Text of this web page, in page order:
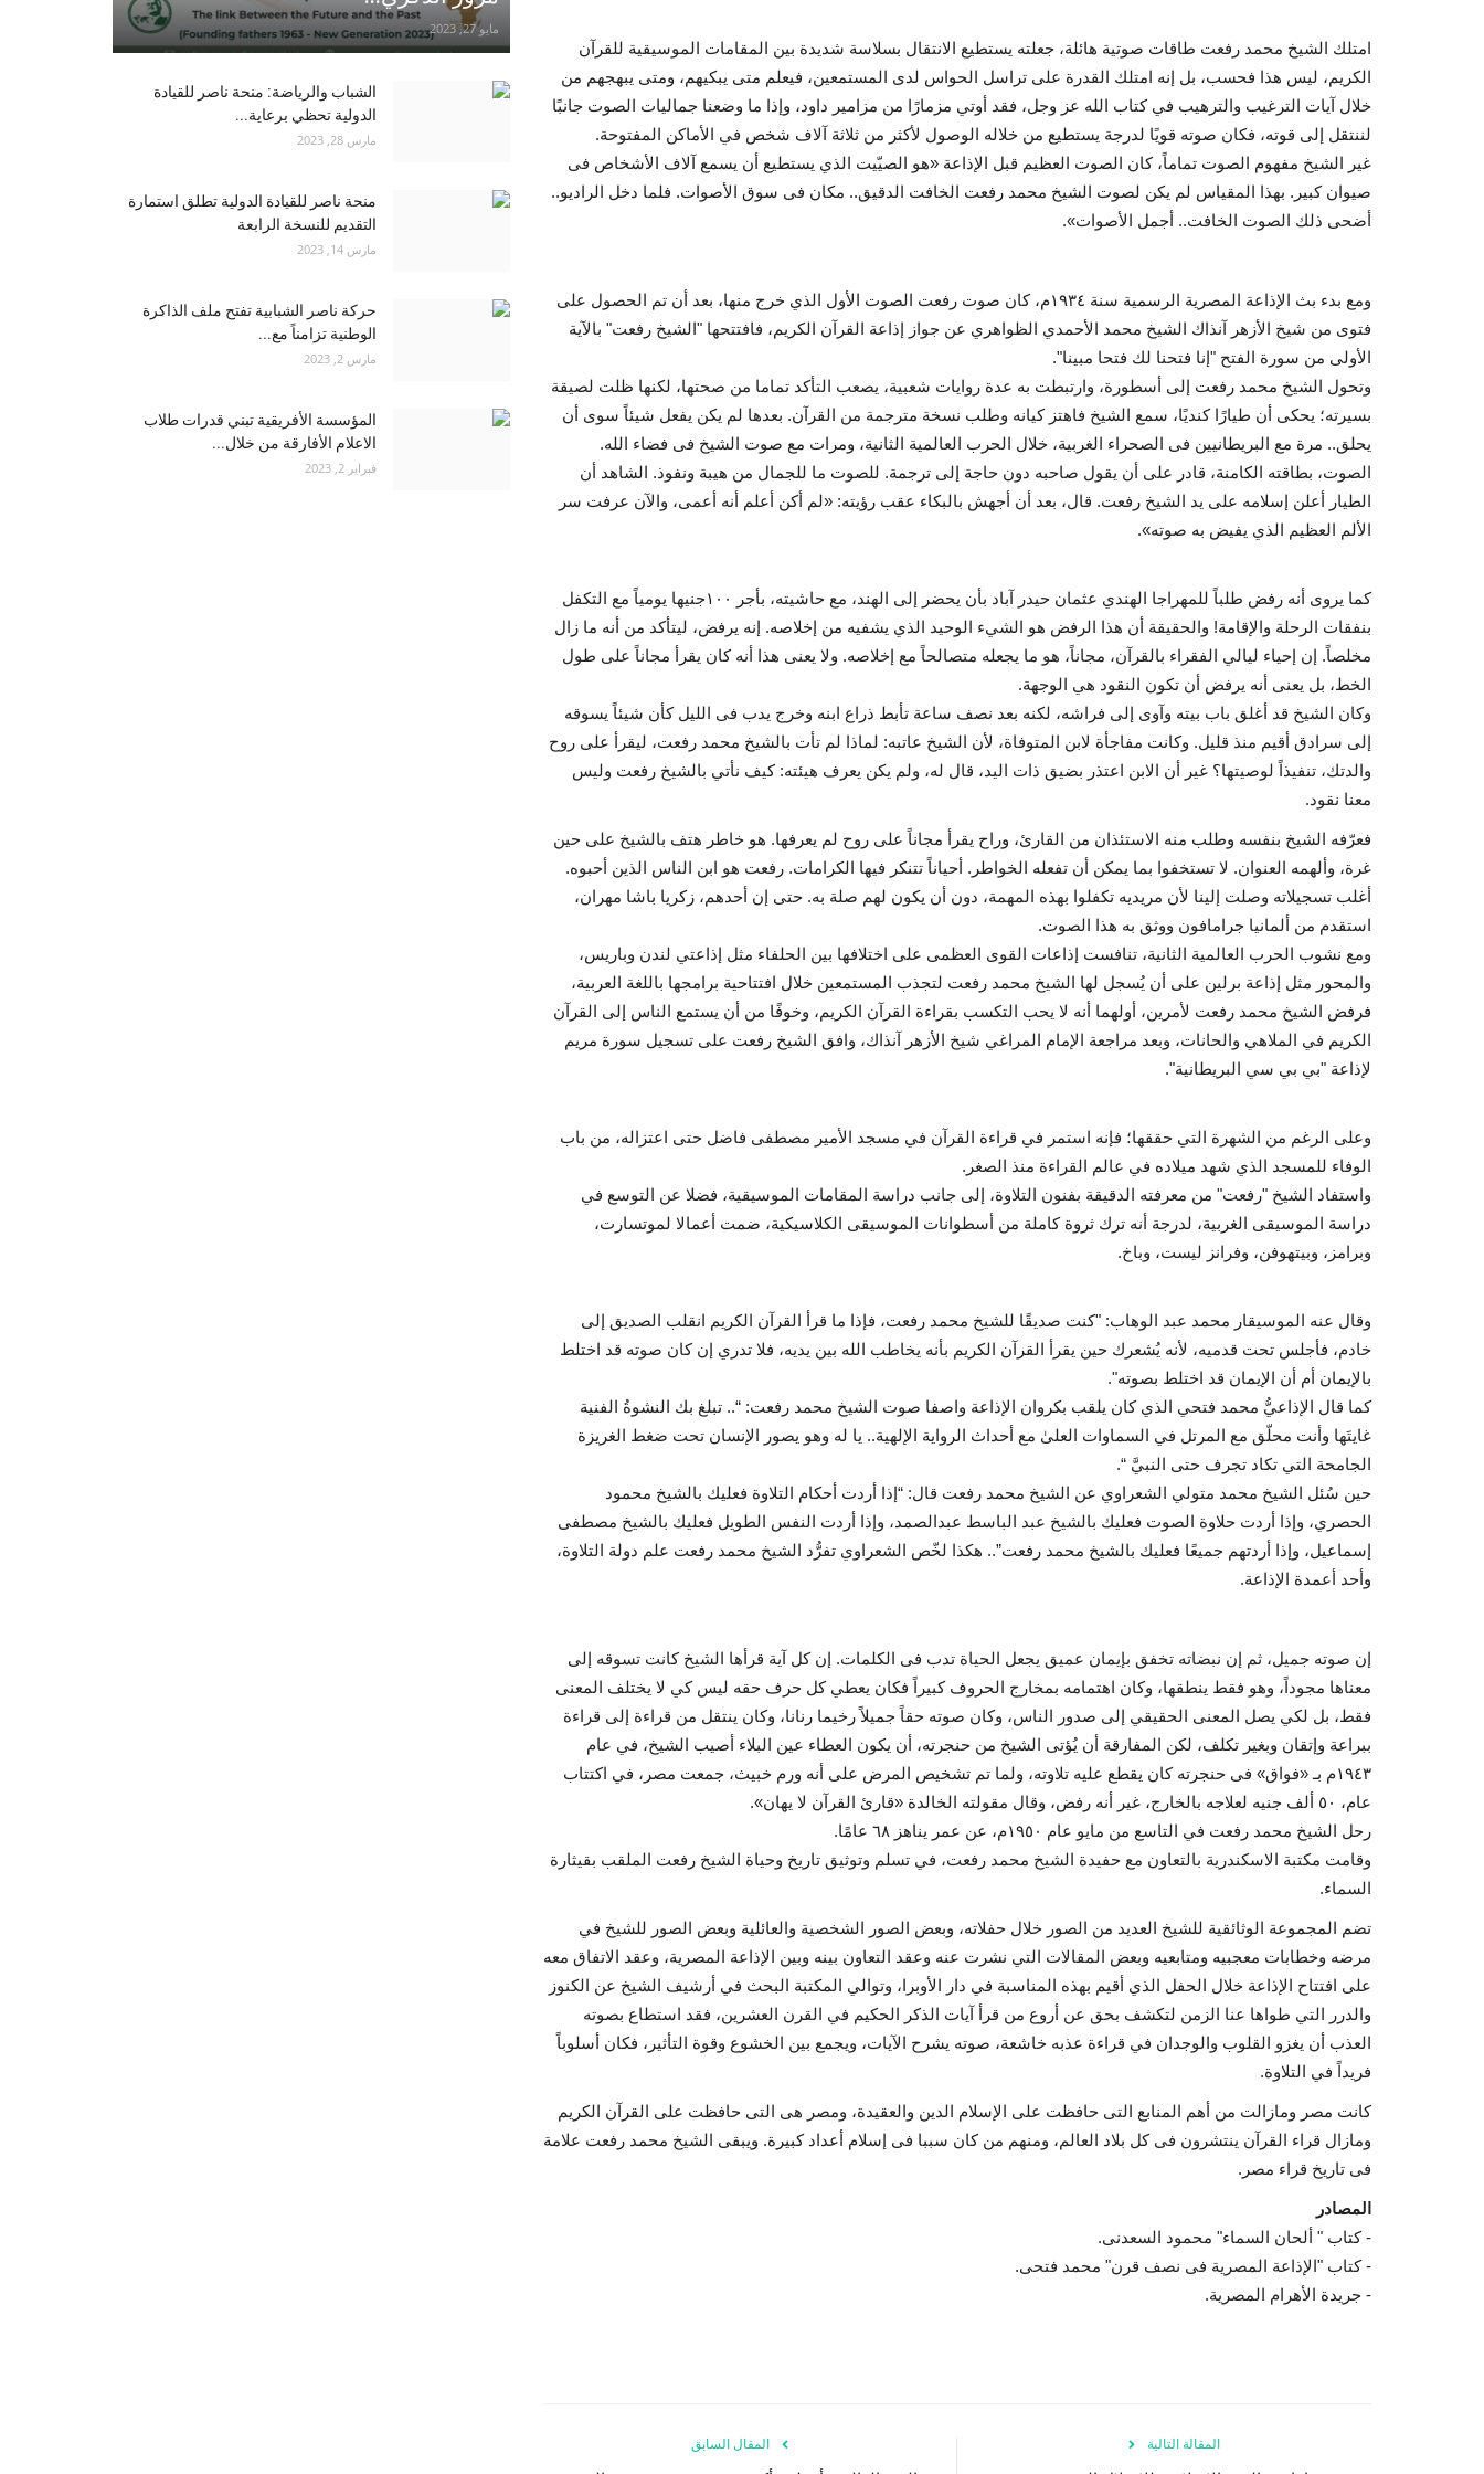
امتلك الشيخ محمد رفعت طاقات صوتية هائلة، جعلته يستطيع الانتقال بسلاسة شديدة بين المقامات الموسيقية للقرآن
الكريم، ليس هذا فحسب، بل إنه امتلك القدرة على تراسل الحواس لدى المستمعين، فيعلم متى يبكيهم، ومتى يبهجهم من
خلال آيات الترغيب والترهيب في كتاب الله عز وجل، فقد أوتي مزمارًا من مزامير داود، وإذا ما وضعنا جماليات الصوت جانبًا
لننتقل إلى قوته، فكان صوته قويًا لدرجة يستطيع من خلاله الوصول لأكثر من ثلاثة آلاف شخص في الأماكن المفتوحة.
غير الشيخ مفهوم الصوت تماماً، كان الصوت العظيم قبل الإذاعة «هو الصيّيت الذي يستطيع أن يسمع آلاف الأشخاص فى
صيوان كبير. بهذا المقياس لم يكن لصوت الشيخ محمد رفعت الخافت الدقيق.. مكان فى سوق الأصوات. فلما دخل الراديو..
أضحى ذلك الصوت الخافت.. أجمل الأصوات».
ومع بدء بث الإذاعة المصرية الرسمية سنة ١٩٣٤م، كان صوت رفعت الصوت الأول الذي خرج منها، بعد أن تم الحصول على
فتوى من شيخ الأزهر آنذاك الشيخ محمد الأحمدي الظواهري عن جواز إذاعة القرآن الكريم، فافتتحها "الشيخ رفعت" بالآية
الأولى من سورة الفتح "إنا فتحنا لك فتحا مبينا".
وتحول الشيخ محمد رفعت إلى أسطورة، وارتبطت به عدة روايات شعبية، يصعب التأكد تماما من صحتها، لكنها ظلت لصيقة
بسيرته؛ يحكى أن طيارًا كنديًا، سمع الشيخ فاهتز كيانه وطلب نسخة مترجمة من القرآن. بعدها لم يكن يفعل شيئاً سوى أن
يحلق.. مرة مع البريطانيين فى الصحراء الغربية، خلال الحرب العالمية الثانية، ومرات مع صوت الشيخ فى فضاء الله.
الصوت، بطاقته الكامنة، قادر على أن يقول صاحبه دون حاجة إلى ترجمة. للصوت ما للجمال من هيبة ونفوذ. الشاهد أن
الطيار أعلن إسلامه على يد الشيخ رفعت. قال، بعد أن أجهش بالبكاء عقب رؤيته: «لم أكن أعلم أنه أعمى، والآن عرفت سر
الألم العظيم الذي يفيض به صوته».
كما يروى أنه رفض طلباً للمهراجا الهندي عثمان حيدر آباد بأن يحضر إلى الهند، مع حاشيته، بأجر ١٠٠جنيها يومياً مع التكفل
بنفقات الرحلة والإقامة! والحقيقة أن هذا الرفض هو الشيء الوحيد الذي يشفيه من إخلاصه. إنه يرفض، ليتأكد من أنه ما زال
مخلصاً. إن إحياء ليالي الفقراء بالقرآن، مجاناً، هو ما يجعله متصالحاً مع إخلاصه. ولا يعنى هذا أنه كان يقرأ مجاناً على طول
الخط، بل يعنى أنه يرفض أن تكون النقود هي الوجهة.
وكان الشيخ قد أغلق باب بيته وآوى إلى فراشه، لكنه بعد نصف ساعة تأبط ذراع ابنه وخرج يدب فى الليل كأن شيئاً يسوقه
إلى سرادق أقيم منذ قليل. وكانت مفاجأة لابن المتوفاة، لأن الشيخ عاتبه: لماذا لم تأت بالشيخ محمد رفعت، ليقرأ على روح
والدتك، تنفيذاً لوصيتها؟ غير أن الابن اعتذر بضيق ذات اليد، قال له، ولم يكن يعرف هيئته: كيف نأتي بالشيخ رفعت وليس
معنا نقود.
فعرّفه الشيخ بنفسه وطلب منه الاستئذان من القارئ، وراح يقرأ مجاناً على روح لم يعرفها. هو خاطر هتف بالشيخ على حين
غرة، وألهمه العنوان. لا تستخفوا بما يمكن أن تفعله الخواطر. أحياناً تتنكر فيها الكرامات. رفعت هو ابن الناس الذين أحبوه.
أغلب تسجيلاته وصلت إلينا لأن مريديه تكفلوا بهذه المهمة، دون أن يكون لهم صلة به. حتى إن أحدهم، زكريا باشا مهران،
استقدم من ألمانيا جرامافون ووثق به هذا الصوت.
ومع نشوب الحرب العالمية الثانية، تنافست إذاعات القوى العظمى على اختلافها بين الحلفاء مثل إذاعتي لندن وباريس،
والمحور مثل إذاعة برلين على أن يُسجل لها الشيخ محمد رفعت لتجذب المستمعين خلال افتتاحية برامجها باللغة العربية،
فرفض الشيخ محمد رفعت لأمرين، أولهما أنه لا يحب التكسب بقراءة القرآن الكريم، وخوفًا من أن يستمع الناس إلى القرآن
الكريم في الملاهي والحانات، وبعد مراجعة الإمام المراغي شيخ الأزهر آنذاك، وافق الشيخ رفعت على تسجيل سورة مريم
لإذاعة "بي بي سي البريطانية".
وعلى الرغم من الشهرة التي حققها؛ فإنه استمر في قراءة القرآن في مسجد الأمير مصطفى فاضل حتى اعتزاله، من باب
الوفاء للمسجد الذي شهد ميلاده في عالم القراءة منذ الصغر.
واستفاد الشيخ "رفعت" من معرفته الدقيقة بفنون التلاوة، إلى جانب دراسة المقامات الموسيقية، فضلا عن التوسع في
دراسة الموسيقى الغربية، لدرجة أنه ترك ثروة كاملة من أسطوانات الموسيقى الكلاسيكية، ضمت أعمالا لموتسارت،
وبرامز، وبيتهوفن، وفرانز ليست، وباخ.
وقال عنه الموسيقار محمد عبد الوهاب: "كنت صديقًا للشيخ محمد رفعت، فإذا ما قرأ القرآن الكريم انقلب الصديق إلى
خادم، فأجلس تحت قدميه، لأنه يُشعرك حين يقرأ القرآن الكريم بأنه يخاطب الله بين يديه، فلا تدري إن كان صوته قد اختلط
بالإيمان أم أن الإيمان قد اختلط بصوته".
كما قال الإذاعيُّ محمد فتحي الذي كان يلقب بكروان الإذاعة واصفا صوت الشيخ محمد رفعت: “.. تبلغ بك النشوةُ الفنية
غايتَها وأنت محلّق مع المرتل في السماوات العلىٰ مع أحداث الرواية الإلهية.. يا له وهو يصور الإنسان تحت ضغط الغريزة
الجامحة التي تكاد تجرف حتى النبيَّ “.
حين سُئل الشيخ محمد متولي الشعراوي عن الشيخ محمد رفعت قال: “إذا أردت أحكام التلاوة فعليك بالشيخ محمود
الحصري، وإذا أردت حلاوة الصوت فعليك بالشيخ عبد الباسط عبدالصمد، وإذا أردت النفس الطويل فعليك بالشيخ مصطفى
إسماعيل، وإذا أردتهم جميعًا فعليك بالشيخ محمد رفعت”.. هكذا لخّص الشعراوي تفرُّد الشيخ محمد رفعت علم دولة التلاوة،
وأحد أعمدة الإذاعة.
إن صوته جميل، ثم إن نبضاته تخفق بإيمان عميق يجعل الحياة تدب فى الكلمات. إن كل آية قرأها الشيخ كانت تسوقه إلى
معناها مجوداً، وهو فقط ينطقها، وكان اهتمامه بمخارج الحروف كبيراً فكان يعطي كل حرف حقه ليس كي لا يختلف المعنى
فقط، بل لكي يصل المعنى الحقيقي إلى صدور الناس، وكان صوته حقاً جميلاً رخيما رنانا، وكان ينتقل من قراءة إلى قراءة
ببراعة وإتقان وبغير تكلف، لكن المفارقة أن يُؤتى الشيخ من حنجرته، أن يكون العطاء عين البلاء أصيب الشيخ، في عام
١٩٤٣م بـ «فواق» فى حنجرته كان يقطع عليه تلاوته، ولما تم تشخيص المرض على أنه ورم خبيث، جمعت مصر، في اكتتاب
عام، ٥٠ ألف جنيه لعلاجه بالخارج، غير أنه رفض، وقال مقولته الخالدة «قارئ القرآن لا يهان».
رحل الشيخ محمد رفعت في التاسع من مايو عام ١٩٥٠م، عن عمر يناهز ٦٨ عامًا.
وقامت مكتبة الاسكندرية بالتعاون مع حفيدة الشيخ محمد رفعت، في تسلم وتوثيق تاريخ وحياة الشيخ رفعت الملقب بقيثارة
السماء.
تضم المجموعة الوثائقية للشيخ العديد من الصور خلال حفلاته، وبعض الصور الشخصية والعائلية وبعض الصور للشيخ في
مرضه وخطابات معجبيه ومتابعيه وبعض المقالات التي نشرت عنه وعقد التعاون بينه وبين الإذاعة المصرية، وعقد الاتفاق معه
على افتتاح الإذاعة خلال الحفل الذي أقيم بهذه المناسبة في دار الأوبرا، وتوالي المكتبة البحث في أرشيف الشيخ عن الكنوز
والدرر التي طواها عنا الزمن لتكشف بحق عن أروع من قرأ آيات الذكر الحكيم في القرن العشرين، فقد استطاع بصوته
العذب أن يغزو القلوب والوجدان في قراءة عذبه خاشعة، صوته يشرح الآيات، ويجمع بين الخشوع وقوة التأثير، فكان أسلوباً
فريداً في التلاوة.
كانت مصر ومازالت من أهم المنابع التى حافظت على الإسلام الدين والعقيدة، ومصر هى التى حافظت على القرآن الكريم
ومازال قراء القرآن ينتشرون فى كل بلاد العالم، ومنهم من كان سببا فى إسلام أعداد كبيرة. ويبقى الشيخ محمد رفعت علامة
فى تاريخ قراء مصر.
المصادر
- كتاب " ألحان السماء" محمود السعدنى.
- كتاب "الإذاعة المصرية فى نصف قرن" محمد فتحى.
- جريدة الأهرام المصرية.
المقال السابق المقالة التالية
مايو 27, 2023
الشباب والرياضة: منحة ناصر للقيادة
الدولية تحظي برعاية...
مارس 28, 2023
منحة ناصر للقيادة الدولية تطلق استمارة
التقديم للنسخة الرابعة
مارس 14, 2023
حركة ناصر الشبابية تفتح ملف الذاكرة
الوطنية تزامناً مع...
مارس 2, 2023
المؤسسة الأفريقية تبني قدرات طلاب
الاعلام الأفارقة من خلال...
فبراير 2, 2023